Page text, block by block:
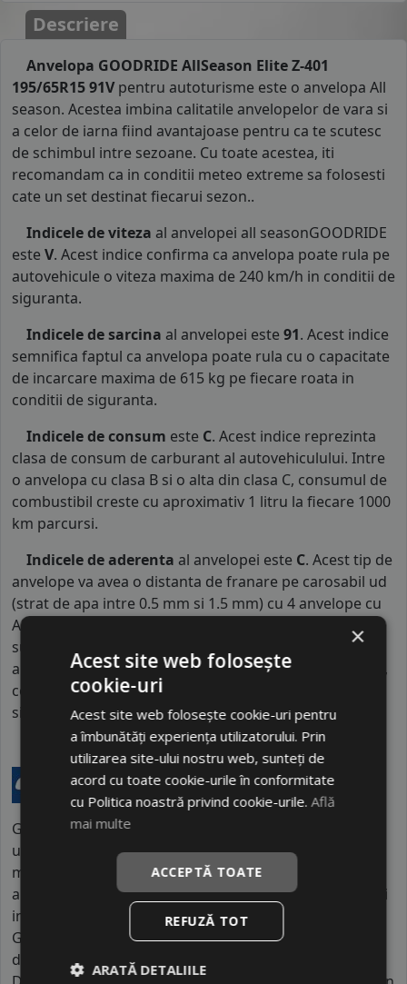
Descriere
Anvelopa GOODRIDE AllSeason Elite Z-401
195/65R15 91Vpentru autoturisme este o anvelopa All
season. Acestea imbina calitatile anvelopelor de vara si
a celor de iarna fiind avantajoase pentru ca te scutesc
de schimbul intre sezoane. Cu toate acestea, iti
recomandam ca in conditii meteo extreme sa folosesti
cate un set destinat fiecarui sezon..
Indicele de viteza al anvelopei all seasonGOODRIDE
este V. Acest indice confirma ca anvelopa poate rula pe
autovehicule o viteza maxima de 240 km/h in conditii de
siguranta.
Indicele de sarcina al anvelopei este 91. Acest indice
semnifica faptul ca anvelopa poate rula cu o capacitate
de incarcare maxima de 615 kg pe fiecare roata in
conditii de siguranta.
Indicele de consum este C. Acest indice reprezinta
clasa de consum de carburant al autovehiculului. Intre
o anvelopa cu clasa B si o alta din clasa C, consumul de
combustibil creste cu aproximativ 1 litru la fiecare 1000
km parcursi.
Indicele de aderenta al anvelopei este C. Acest tip de
anvelope va avea o distanta de franare pe carosabil ud
(strat de apa intre 0.5 mm si 1.5 mm) cu 4 anvelope cu
ABS ruland cu 80 km/h, mai mare decat clasele
superioare. Intre o anvelopa din clasa de franare C si
alta din clasa E este o diferenta de aproximativ 9 metri,
contribuind astfel, la o siguranta mai mare a soferului
si participantilor din trafic.
GOODRIDE este un brand internațional aparținând
unui mare producător chinez de anvelope, cu fabrici
multiple în China și o forță de muncă de zeci de mii de
angajați. Compania are o prezență globală puternică și
investește constant în cercetare și dezvoltare.
GOODRIDE se remarcă prin gama extinsă de produse,
de la autoturisme la camioane și utilaje industriale.
×
Acest site web folosește
cookie-uri
Acest site web folosește cookie-uri pentru
a îmbunătăți experiența utilizatorului. Prin
utilizarea site-ului nostru web, sunteți de
acord cu toate cookie-urile în conformitate
cu Politica noastră privind cookie-urile.Află
mai multe
ACCEPTĂ TOATE
REFUZĂ TOT
ARATĂ DETALIILE